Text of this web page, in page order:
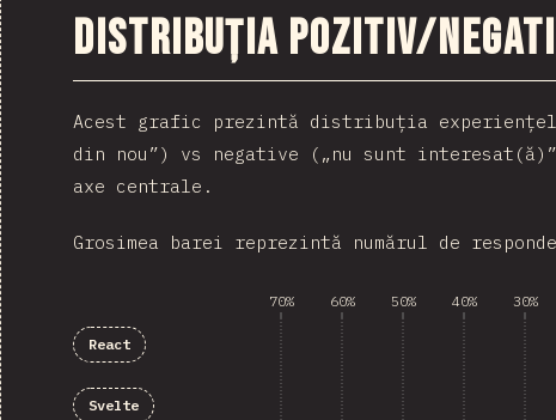
Distribuția pozitiv/
Acest grafic prezintă distribuția
din nou”) vs negative („nu sunt
axe centrale.
Grosimea barei reprezintă numărul de
70% 60% 50% 40% 30%
React
Svelte